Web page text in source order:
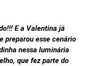
E a Valentina já
preparou esse cenário
nessa luminária
que fez parte do